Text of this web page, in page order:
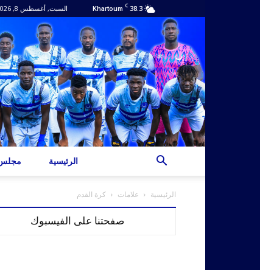
38.3
C
Khartoum السبت, أغسطس 8, 2026
مجلس الرئيسية
الرئيسية علامات كرة القدم
صفحتنا على الفيسبوك